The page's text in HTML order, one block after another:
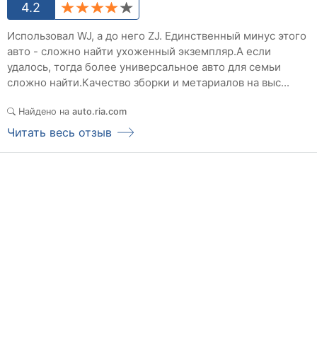
4.2
Использовал WJ, а до него ZJ. Единственный минус этого
авто - сложно найти ухоженный экземпляр.А если
удалось, тогда более универсальное авто для семьи
сложно найти.Качество зборки и метариалов на выс...
Найдено на auto.ria.com
Читать весь отзыв